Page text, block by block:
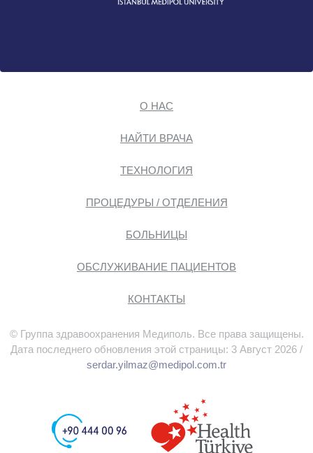
О НАС
НАЙТИ ВРАЧА
ТЕХНОЛОГИЯ
ПРОЦЕДУРЫ / ОТДЕЛЕНИЯ
БОЛЬНИЦЫ
ОБСЛУЖИВАНИЕ ПАЦИЕНТОВ
КОНТАКТЫ
© Группа здравоохранения Медиполь. Все права защищены.
Дата последнего обновления этой страницы: 3 Август 2026 /
serdar.yilmaz@medipol.com.tr